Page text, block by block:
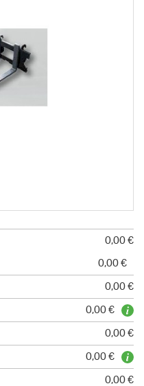
0,00 €
0,00 €
0,00 €
0,00 €
0,00 €
0,00 €
0,00 €